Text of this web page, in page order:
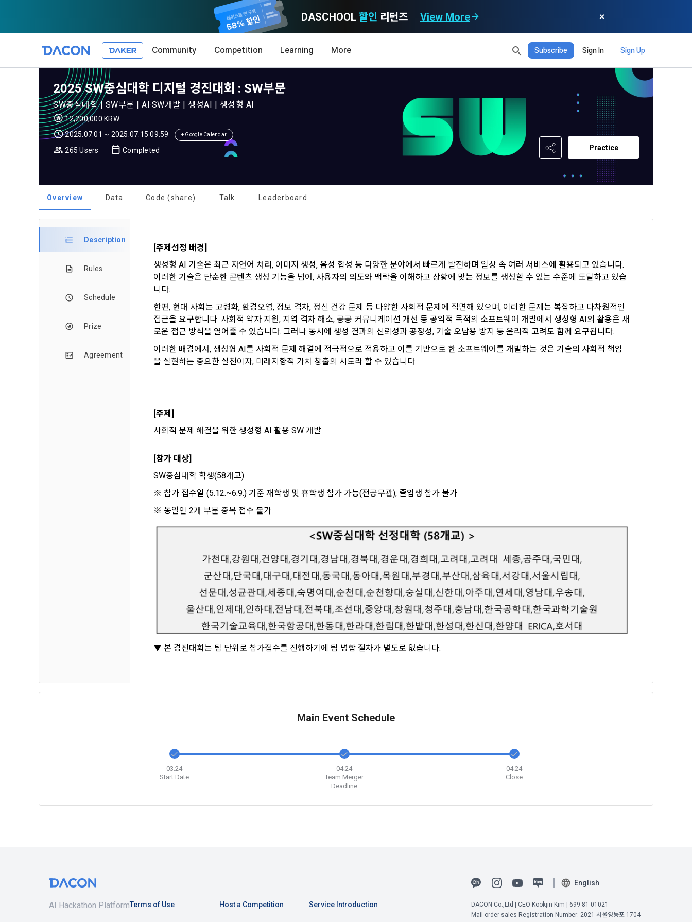
DASCHOOL 할인 리턴즈 View More ✕
Community Competition Learning More Subscribe Sign In Sign Up
150 XP
0 / 800 0
Don't have an account?
To sign up, you must verify your email. Do you want to
resend the code?
CLOSE RESEND
[Dacon] sign up verification
Your email must be verified to complete the sign up
process. Please verify your email below to complete.
CONFIRM
Terms of Use
View Previous Terms of Service >
CONFIRM
Privacy policy
CONFIRM
Consent to receive marketing information
CONFIRM
2025 SW중심대학 디지털 경진대회 : SW부문
SW중심대학 | SW부문 | AI·SW개발 | 생성AI | 생성형 AI
12,200,000 KRW
2025.07.01 ~ 2025.07.15 09:59
+ Google Calendar
265 Users Completed Practice
Overview Data Code (share) Talk Leaderboard
Description
Rules
Schedule
Prize
Agreement
[주제선정 배경]
생성형 AI 기술은 최근 자연어 처리, 이미지 생성, 음성 합성 등 다양한 분야에서 빠르게 발전하며 일상 속 여러 서비스에 활용되고 있습니다.
이러한 기술은 단순한 콘텐츠 생성 기능을 넘어, 사용자의 의도와 맥락을 이해하고 상황에 맞는 정보를 생성할 수 있는 수준에 도달하고 있습
니다.
한편, 현대 사회는 고령화, 환경오염, 정보 격차, 정신 건강 문제 등 다양한 사회적 문제에 직면해 있으며, 이러한 문제는 복잡하고 다차원적인
접근을 요구합니다. 사회적 약자 지원, 지역 격차 해소, 공공 커뮤니케이션 개선 등 공익적 목적의 소프트웨어 개발에서 생성형 AI의 활용은 새
로운 접근 방식을 열어줄 수 있습니다. 그러나 동시에 생성 결과의 신뢰성과 공정성, 기술 오남용 방지 등 윤리적 고려도 함께 요구됩니다.
이러한 배경에서, 생성형 AI를 사회적 문제 해결에 적극적으로 적용하고 이를 기반으로 한 소프트웨어를 개발하는 것은 기술의 사회적 책임
을 실현하는 중요한 실천이자, 미래지향적 가치 창출의 시도라 할 수 있습니다.
[주제]
사회적 문제 해결을 위한 생성형 AI 활용 SW 개발
[참가 대상]
SW중심대학 학생(58개교)
※ 참가 접수일 (5.12.~6.9.) 기준 재학생 및 휴학생 참가 가능(전공무관), 졸업생 참가 불가
※ 동일인 2개 부문 중복 접수 불가
▼ 본 경진대회는 팀 단위로 참가접수를 진행하기에 팀 병합 절차가 별도로 없습니다.
Main Event Schedule
03.24
Start Date
04.24
Team Merger
Deadline
04.24
Close
AI Hackathon PlatformTerms of Use Host a Competition Service Introduction
English
DACON Co.,Ltd | CEO Kookjin Kim | 699-81-01021
Mail-order-sales Registration Number: 2021-서울영등포-1704